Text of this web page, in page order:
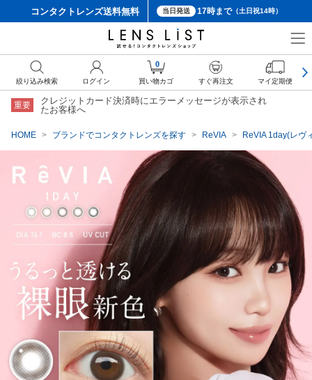
コンタクトレンズ送料無料 当日発送 17時まで（土日祝14時）
重要
クレジットカード決済時にエラーメッセージが表示され
たお客様へ
HOME ブランドでコンタクトレンズを探す ReVIA ReVIA 1day(レヴ
絞り込み検索 ログイン
0
買い物カゴ すぐ再注文 マイ定期便
クーポン詳細